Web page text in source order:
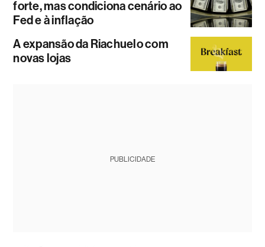
forte, mas condiciona cenário ao
Fed e à inflação
A expansão da Riachuelo com
novas lojas
PUBLICIDADE